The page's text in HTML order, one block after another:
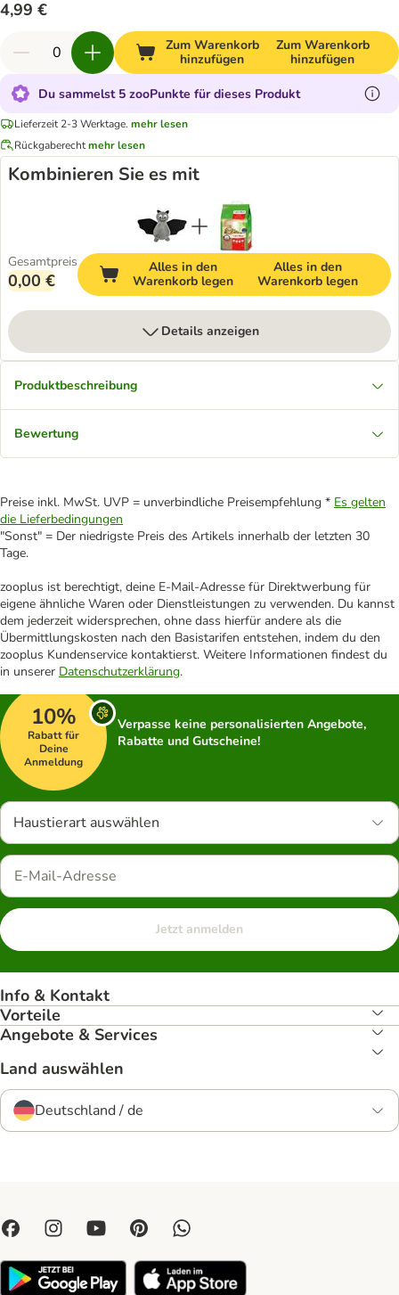
4,99 €
Zum Warenkorb
hinzufügen
Zum Warenkorb
hinzufügen
Du sammelst 5 zooPunkte für dieses Produkt
Lieferzeit 2-3 Werktage. mehr lesen
Rückgaberechtmehr lesen
Kombinieren Sie es mit
Gesamtpreis
0,00 €
Alles in den
Warenkorb legen
Alles in den
Warenkorb legen
Details anzeigen
Produktbeschreibung
Bewertung
Preise inkl. MwSt. UVP = unverbindliche Preisempfehlung * Es gelten
die Lieferbedingungen
"Sonst" = Der niedrigste Preis des Artikels innerhalb der letzten 30
Tage.
zooplus ist berechtigt, deine E-Mail-Adresse für Direktwerbung für
eigene ähnliche Waren oder Dienstleistungen zu verwenden. Du kannst
dem jederzeit widersprechen, ohne dass hierfür andere als die
Übermittlungskosten nach den Basistarifen entstehen, indem du den
zooplus Kundenservice kontaktierst. Weitere Informationen findest du
in unserer Datenschutzerklärung.
10%
Rabatt für
Deine
Anmeldung
Verpasse keine personalisierten Angebote,
Rabatte und Gutscheine!
Haustierart auswählen
Jetzt anmelden
Info & Kontakt
Vorteile
Angebote & Services
Land auswählen
Deutschland / de